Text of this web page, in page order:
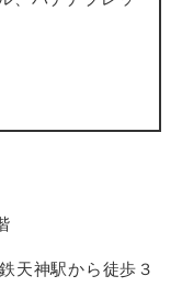
天神駅から徒歩３